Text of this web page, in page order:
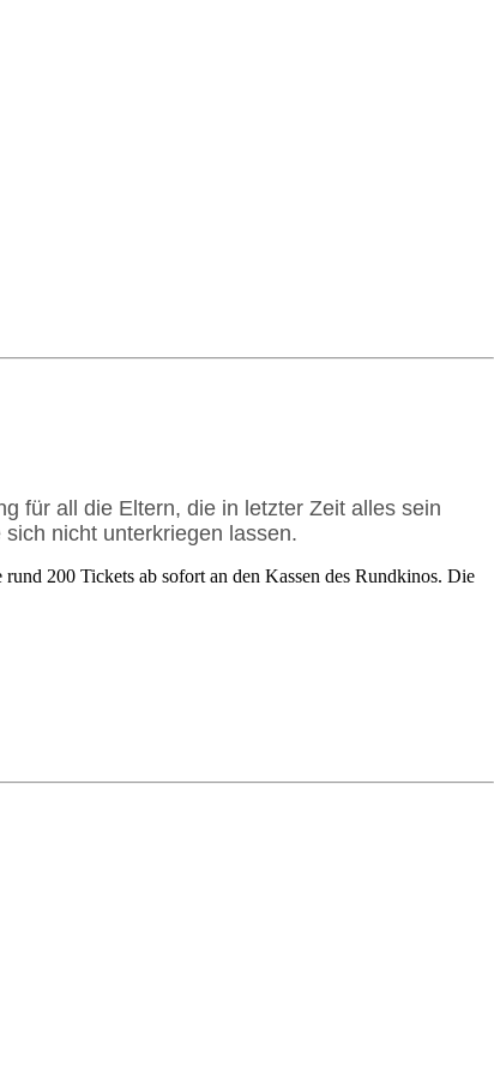
für all die Eltern, die in letzter Zeit alles sein
nicht unterkriegen lassen.
200 Tickets ab sofort an den Kassen des Rundkinos. Die